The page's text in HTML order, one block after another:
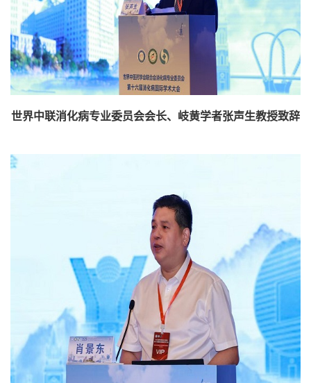
世界中联消化病专业委员会会长、岐黄学者张声生教授致辞